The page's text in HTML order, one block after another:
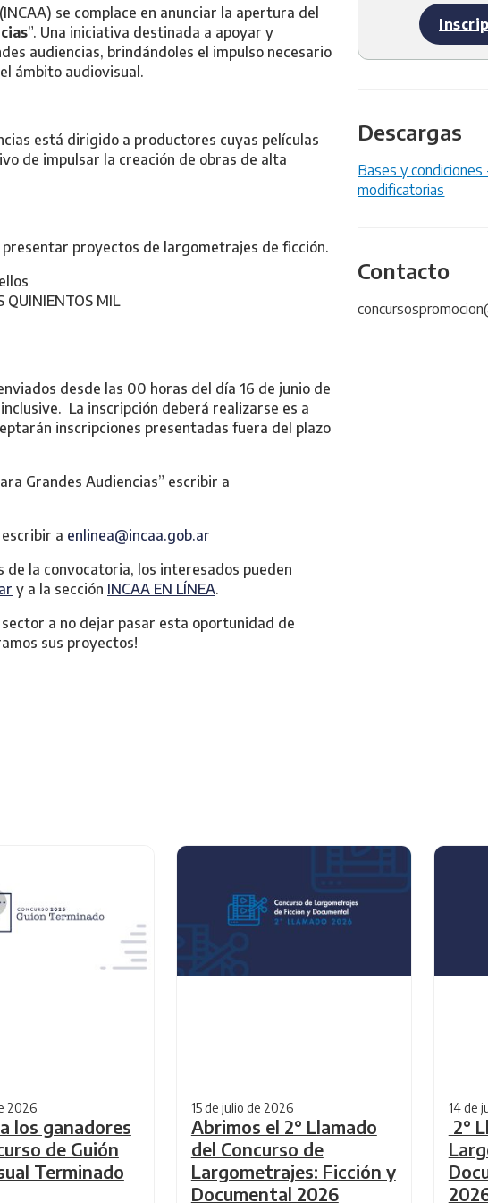
se complace en anunciar la apertura del
”. Una iniciativa destinada a apoyar y
audiencias, brindándoles el impulso necesario
ámbito audiovisual.
está dirigido a productores cuyas películas
de impulsar la creación de obras de alta
presentar proyectos de largometrajes de ficción.
QUINIENTOS MIL
desde las 00 horas del día 16 de junio de
La inscripción deberá realizarse es a
inscripciones presentadas fuera del plazo
Grandes Audiencias” escribir a
a enlinea@incaa.gob.ar
de la convocatoria, los interesados pueden
y a la sección INCAA EN LÍNEA.
a no dejar pasar esta oportunidad de
sus proyectos!
Descargas
Bases y
modificatorias
Contacto
2026
los ganadores
de Guión
Terminado
15 de julio de 2026
Abrimos el 2° Llamado
del Concurso de
Largometrajes: Ficción y
Documental 2026
14 de
2°